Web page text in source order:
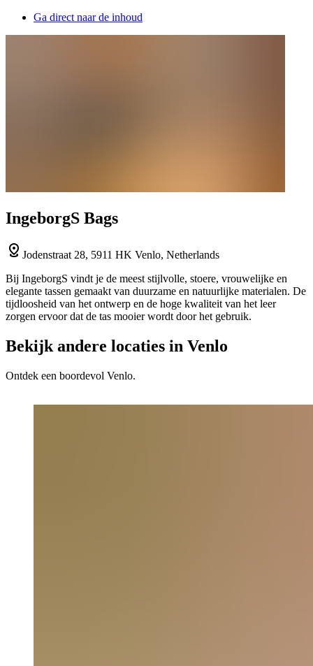
Ga direct naar de inhoud
IngeborgS Bags
Jodenstraat 28, 5911 HK Venlo, Netherlands
Bij IngeborgS vindt je de meest stijlvolle, stoere, vrouwelijke en
elegante tassen gemaakt van duurzame en natuurlijke materialen. De
tijdloosheid van het ontwerp en de hoge kwaliteit van het leer
zorgen ervoor dat de tas mooier wordt door het gebruik.
Bekijk andere locaties in Venlo
Ontdek een boordevol Venlo.